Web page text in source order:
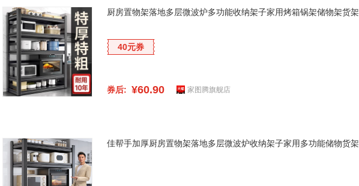
厨房置物架落地多层微波炉多功能收纳架子家用烤箱锅架储物架货架
40元券
券后: ¥60.90 家图腾旗舰店
佳帮手加厚厨房置物架落地多层微波炉收纳架子家用多功能储物货架